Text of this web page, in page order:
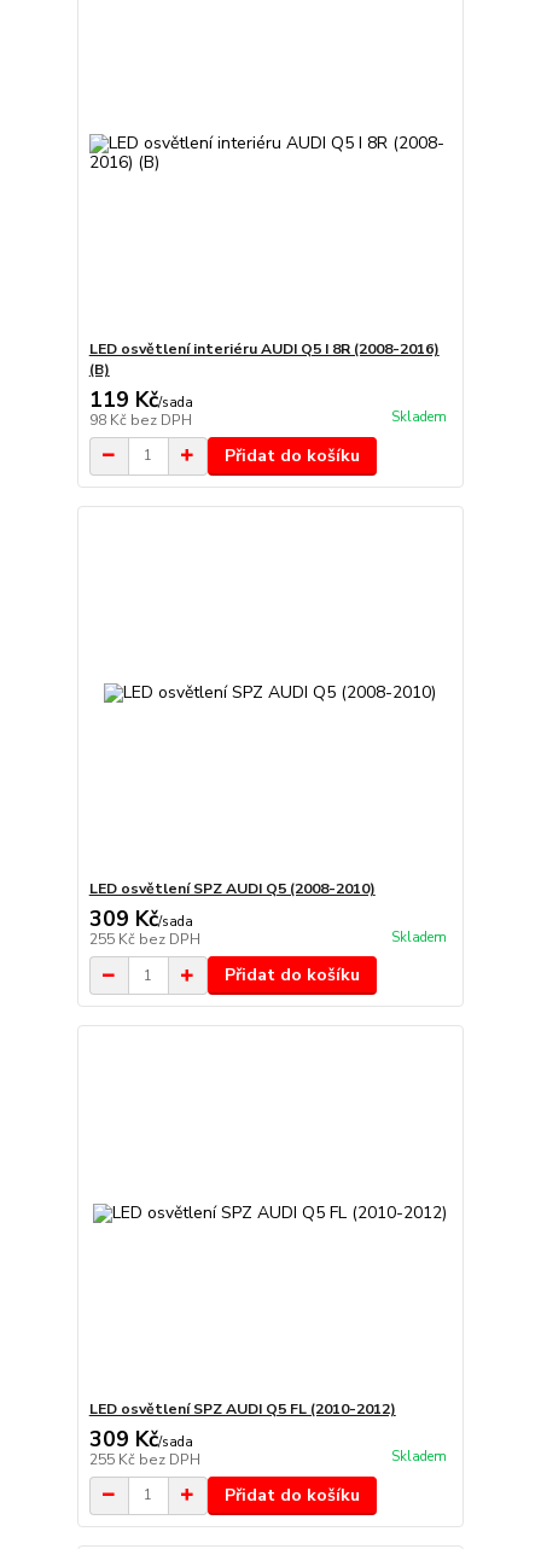
LED osvětlení interiéru AUDI Q5 I 8R (2008-2016)
(B)
119 Kč/sada
98 Kč bez DPH Skladem
Přidat do košíku
LED osvětlení SPZ AUDI Q5 (2008-2010)
309 Kč/sada
255 Kč bez DPH Skladem
Přidat do košíku
LED osvětlení SPZ AUDI Q5 FL (2010-2012)
309 Kč/sada
255 Kč bez DPH Skladem
Přidat do košíku